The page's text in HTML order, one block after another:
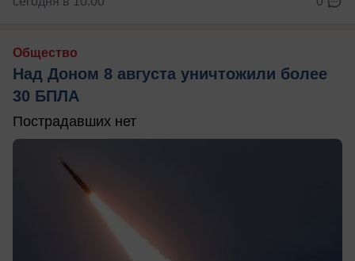
Общество
Над Доном 8 августа уничтожили более
30 БПЛА
Пострадавших нет